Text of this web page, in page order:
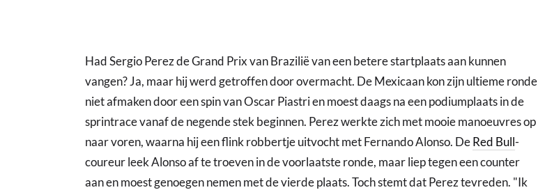
Had Sergio Perez de Grand Prix van Brazilië van een betere startplaats aan kunnen
vangen? Ja, maar hij werd getroffen door overmacht. De Mexicaan kon zijn ultieme ronde
niet afmaken door een spin van Oscar Piastri en moest daags na een podiumplaats in de
sprintrace vanaf de negende stek beginnen. Perez werkte zich met mooie manoeuvres op
naar voren, waarna hij een flink robbertje uitvocht met Fernando Alonso. DeRed Bull-
coureur leek Alonso af te troeven in de voorlaatste ronde, maar liep tegen een counter
aan en moest genoegen nemen met de vierde plaats. Toch stemt dat Perez tevreden. "Ik